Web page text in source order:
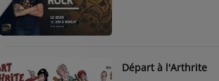
Départ à l'Arthrite